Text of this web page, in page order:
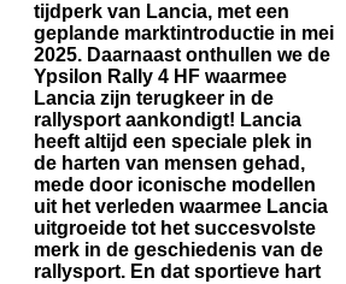
tijdperk van Lancia, met een
geplande marktintroductie in mei
2025. Daarnaast onthullen we de
Ypsilon Rally 4 HF waarmee
Lancia zijn terugkeer in de
rallysport aankondigt! Lancia
heeft altijd een speciale plek in
de harten van mensen gehad,
mede door iconische modellen
uit het verleden waarmee Lancia
uitgroeide tot het succesvolste
merk in de geschiedenis van de
rallysport. En dat sportieve hart